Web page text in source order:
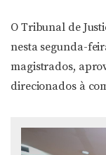
O Tribunal de
nesta segunda-
magistrados,
direcionados à